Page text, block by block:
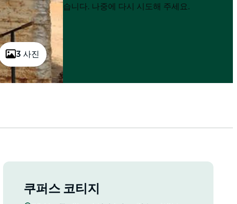
3 사진
List
List
습니다. 나중에 다시 시도해 주세요.
쿠퍼스 코티지